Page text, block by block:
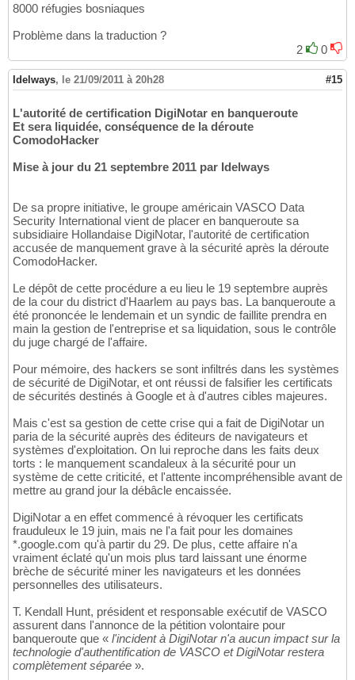
8000 réfugies bosniaques
Problème dans la traduction ?
2
0
Idelways, le 21/09/2011 à 20h28 #15
L'autorité de certification DigiNotar en banqueroute
Et sera liquidée, conséquence de la déroute
ComodoHacker
Mise à jour du 21 septembre 2011 par Idelways
De sa propre initiative, le groupe américain VASCO Data
Security International vient de placer en banqueroute sa
subsidiaire Hollandaise DigiNotar, l'autorité de certification
accusée de manquement grave à la sécurité après la déroute
ComodoHacker.
Le dépôt de cette procédure a eu lieu le 19 septembre auprès
de la cour du district d'Haarlem au pays bas. La banqueroute a
été prononcée le lendemain et un syndic de faillite prendra en
main la gestion de l'entreprise et sa liquidation, sous le contrôle
du juge chargé de l'affaire.
Pour mémoire, des hackers se sont infiltrés dans les systèmes
de sécurité de DigiNotar, et ont réussi de falsifier les certificats
de sécurités destinés à Google et à d'autres cibles majeures.
Mais c'est sa gestion de cette crise qui a fait de DigiNotar un
paria de la sécurité auprès des éditeurs de navigateurs et
systèmes d'exploitation. On lui reproche dans les faits deux
torts : le manquement scandaleux à la sécurité pour un
système de cette criticité, et l'attente incompréhensible avant de
mettre au grand jour la débâcle encaissée.
DigiNotar a en effet commencé à révoquer les certificats
frauduleux le 19 juin, mais ne l'a fait pour les domaines
*.google.com qu'à partir du 29. De plus, cette affaire n'a
vraiment éclaté qu'un mois plus tard laissant une énorme
brèche de sécurité miner les navigateurs et les données
personnelles des utilisateurs.
T. Kendall Hunt, président et responsable exécutif de VASCO
assurent dans l'annonce de la pétition volontaire pour
banqueroute que « l'incident à DigiNotar n'a aucun impact sur la
technologie d'authentification de VASCO et DigiNotar restera
complètement séparée ».